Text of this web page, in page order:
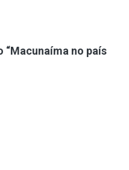
“Macunaíma no país